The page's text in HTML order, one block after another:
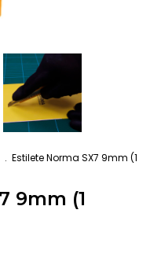
. Estilete Norma SX7 9mm (1
9mm (1